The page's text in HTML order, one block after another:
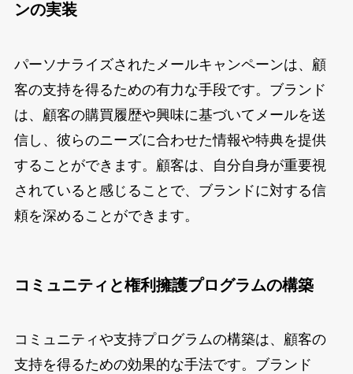
ンの実装
パーソナライズされたメールキャンペーンは、顧
客の支持を得るための有力な手段です。ブランド
は、顧客の購買履歴や興味に基づいてメールを送
信し、彼らのニーズに合わせた情報や特典を提供
することができます。顧客は、自分自身が重要視
されていると感じることで、ブランドに対する信
頼を深めることができます。
コミュニティと権利擁護プログラムの構築
コミュニティや支持プログラムの構築は、顧客の
支持を得るための効果的な手法です。ブランド